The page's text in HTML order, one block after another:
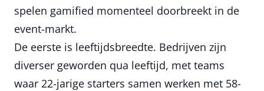
spelen gamified momenteel doorbreekt in de
event-markt.
De eerste is leeftijdsbreedte. Bedrijven zijn
diverser geworden qua leeftijd, met teams
waar 22-jarige starters samen werken met 58-